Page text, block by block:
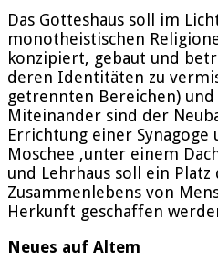
Das Gotteshaus soll im
monotheistischen
konzipiert, gebaut und
deren Identitäten zu
getrennten Bereichen)
Miteinander sind der
Errichtung einer Synagoge
Moschee ‚unter einem
und Lehrhaus soll ein
Zusammenlebens von
Herkunft geschaffen
Neues auf Altem